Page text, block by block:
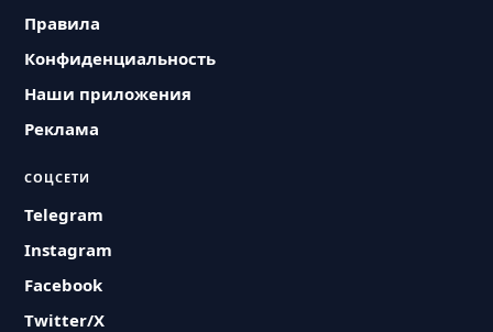
Правила
Конфиденциальность
Наши приложения
Реклама
СОЦСЕТИ
Telegram
Instagram
Facebook
Twitter/X